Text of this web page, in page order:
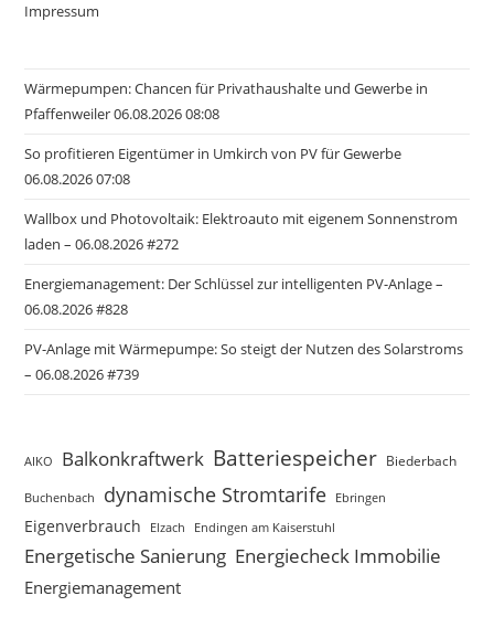
Impressum
Wärmepumpen: Chancen für Privathaushalte und Gewerbe in
Pfaffenweiler 06.08.2026 08:08
So profitieren Eigentümer in Umkirch von PV für Gewerbe
06.08.2026 07:08
Wallbox und Photovoltaik: Elektroauto mit eigenem Sonnenstrom
laden – 06.08.2026 #272
Energiemanagement: Der Schlüssel zur intelligenten PV-Anlage –
06.08.2026 #828
PV-Anlage mit Wärmepumpe: So steigt der Nutzen des Solarstroms
– 06.08.2026 #739
AIKO Balkonkraftwerk Batteriespeicher Biederbach
Buchenbach dynamische Stromtarife Ebringen
Eigenverbrauch Elzach Endingen am Kaiserstuhl
Energetische Sanierung Energiecheck Immobilie
Energiemanagement